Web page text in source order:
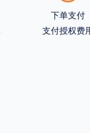
下单支付
支付授权费